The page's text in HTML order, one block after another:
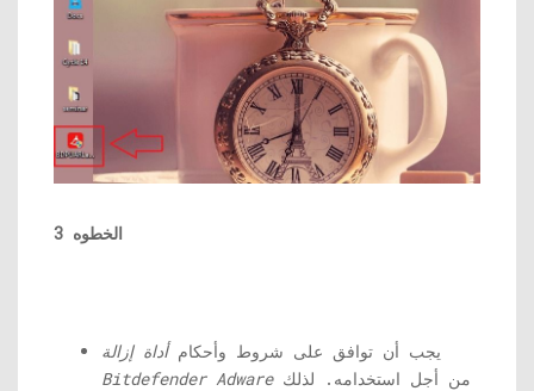
الخطوه 3
يجب أن توافق على شروط وأحكامأداة إزالة
Bitdefender Adwareمن أجل استخدامه. لذلك